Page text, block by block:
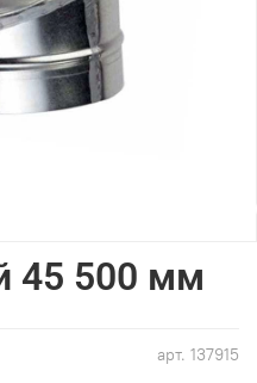
арт. 137915
45 500 мм